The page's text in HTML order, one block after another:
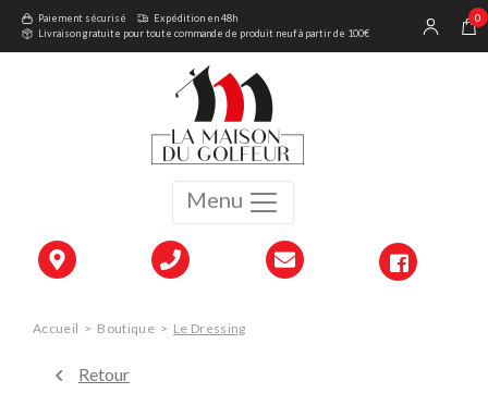
Menu
Paiement sécurisé
Expédition en 48h
Livraison gratuite pour toute commande de produit neuf à partir de 100€
0
Accueil > Boutique > Le Dressing
Retour